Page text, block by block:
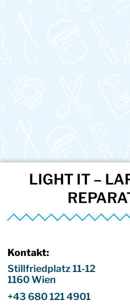
LIGHT IT –
Kontakt:
Stillfriedplatz 11-12
1160 Wien
+43 680 121 4901